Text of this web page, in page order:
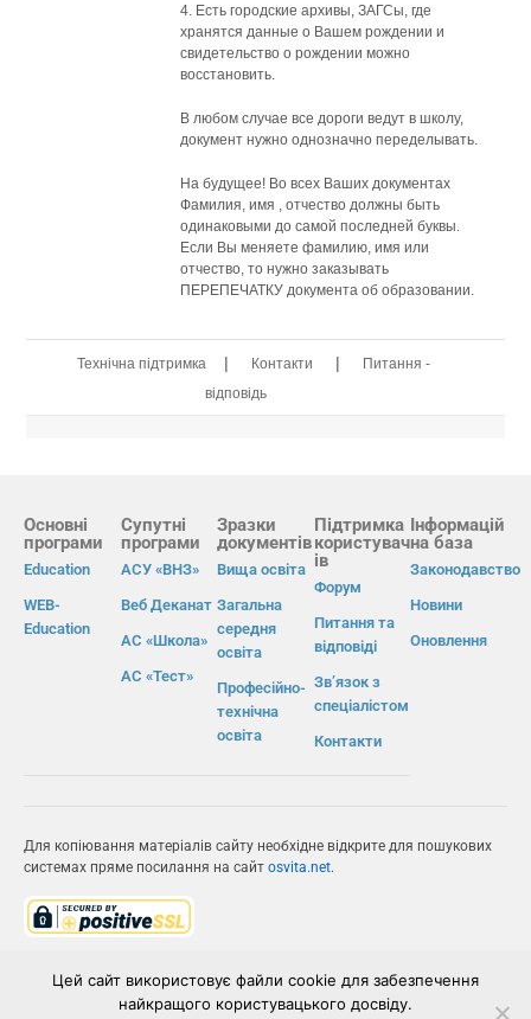
4. Есть городские архивы, ЗАГСы, где
хранятся данные о Вашем рождении и
свидетельство о рождении можно
восстановить.
В любом случае все дороги ведут в школу,
документ нужно однозначно переделывать.
На будущее! Во всех Ваших документах
Фамилия, имя , отчество должны быть
одинаковыми до самой последней буквы.
Если Вы меняете фамилию, имя или
отчество, то нужно заказывать
ПЕРЕПЕЧАТКУ документа об образовании.
Технічна підтримка | Контакти |
Питання -
відповідь
Основні
програми
Education
WEB-
Education
Супутні
програми
АСУ «ВНЗ»
Веб Деканат
АС «Школа»
АС «Тест»
Зразки
документів
Вища освіта
Загальна
середня
освіта
Професійно-
технічна
освіта
Підтримка
користувач
ів
Форум
Питання та
відповіді
Зв’язок з
спеціалістом
Контакти
Інформацій
на база
Законодавство
Новини
Оновлення
Для копіювання матеріалів сайту необхідне відкрите для пошукових
системах пряме посилання на сайт osvita.net.
Цей сайт використовує файли cookie для забезпечення
найкращого користувацького досвіду.